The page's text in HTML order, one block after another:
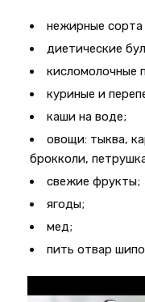
нежирные
диетические
кисломолочные
куриные и
каши на воде;
овощи: тыква,
брокколи,
свежие фрукты;
ягоды;
мед;
пить отвар